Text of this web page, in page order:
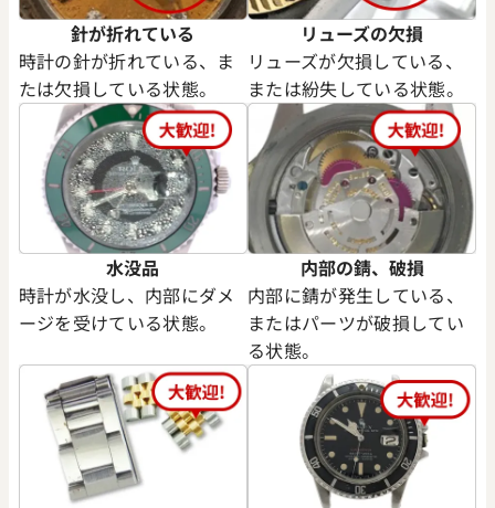
針が折れている
時計の針が折れている、ま
たは欠損している状態。
リューズの欠損
リューズが欠損している、
または紛失している状態。
水没品
時計が水没し、内部にダメ
ージを受けている状態。
内部の錆、破損
内部に錆が発生している、
またはパーツが破損してい
る状態。